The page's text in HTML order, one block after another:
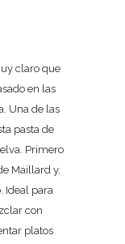
claro que
en las
Una de las
pasta de
Primero
Maillard y,
Ideal para
con
platos